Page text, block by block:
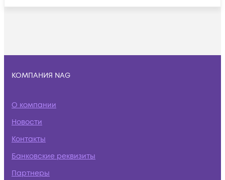
КОМПАНИЯ NAG
О компании
Новости
Контакты
Банковские реквизиты
Партнеры